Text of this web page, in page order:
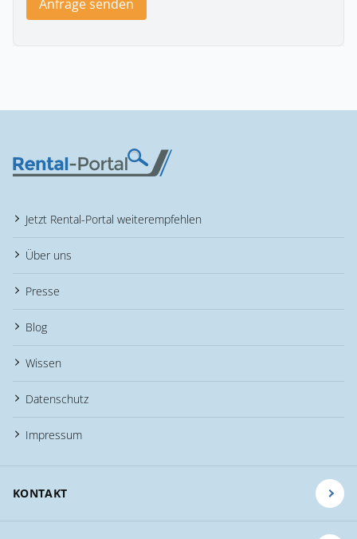
Anfrage senden
Jetzt Rental-Portal weiterempfehlen
Über uns
Presse
Blog
Wissen
Datenschutz
Impressum
KONTAKT